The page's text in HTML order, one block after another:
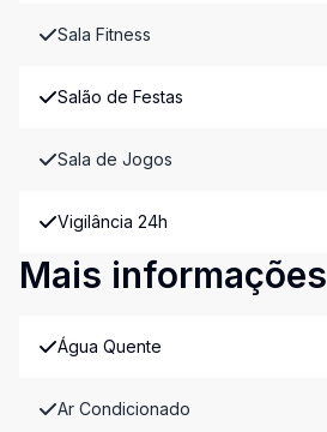
Sala Fitness
Salão de Festas
Sala de Jogos
Vigilância 24h
Mais informações
Água Quente
Ar Condicionado